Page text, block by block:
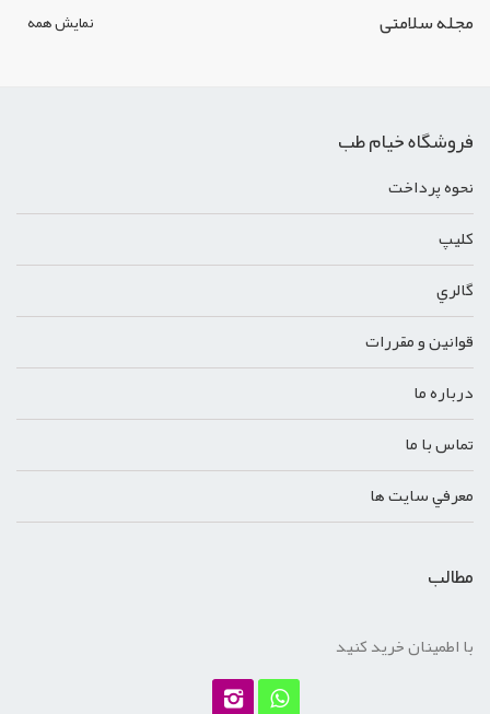
نمایش همه مجله سلامتی
فروشگاه خیام طب
نحوه پرداخت
کليپ
گالري
قوانين و مقررات
درباره ما
تماس با ما
معرفي سايت ها
مطالب
با اطمینان خرید کنید